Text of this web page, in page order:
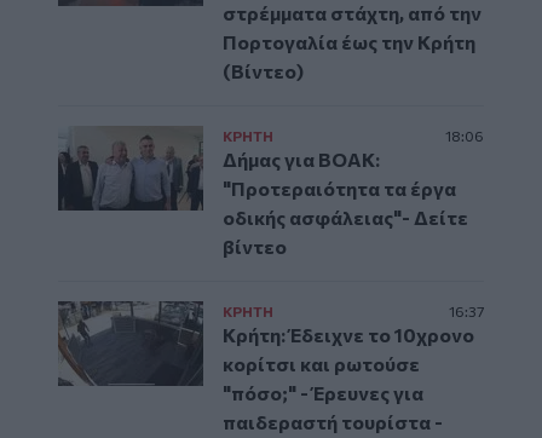
στρέμματα στάχτη, από την
Πορτογαλία έως την Κρήτη
(Βίντεο)
ΚΡΗΤΗ 18:06
Δήμας για ΒΟΑΚ:
"Προτεραιότητα τα έργα
οδικής ασφάλειας"- Δείτε
βίντεο
ΚΡΗΤΗ 16:37
Κρήτη: Έδειχνε το 10χρονο
κορίτσι και ρωτούσε
"πόσο;" - Έρευνες για
παιδεραστή τουρίστα -